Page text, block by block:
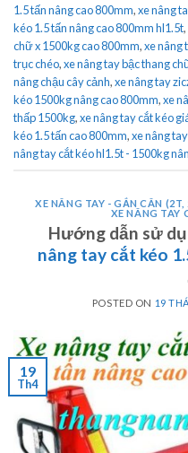
1.5 tấn nâng cao 800mm,xe nâng
kéo 1.5 tấn nâng cao 800mm hl1.5t,
chữ x 1500kg cao 800mm,xe nâng
trục chéo,xe nâng tay bậc thang
nâng chậu cây cảnh,xe nâng tay
kéo 1500kg nâng cao 800mm,xe
thấp 1500kg,xe nâng tay cắt kéo
kéo 1.5 tấn cao 800mm,xe nâng
nâng tay cắt kéo hl1.5t - 1500kg
XE NÂNG TAY - GẮN CÂN (2T,
XE NÂNG TAY
Hướng dẫn sử
nâng tay cắt kéo
POSTED ON 19
19
Th4